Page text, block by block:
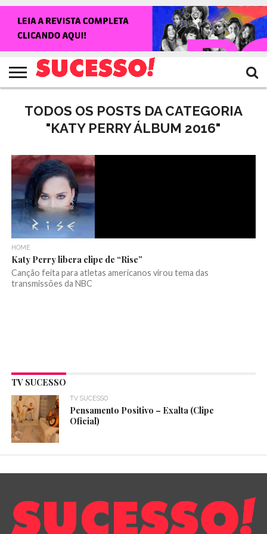
NOTÍCIAS
SHOWS
ENTREVISTAS
CLIQUES
RANKING
CROWLEY
TV
SUCESSO!
REVISTA
SUCESSO!
TODOS OS POSTS DA CATEGORIA
"KATY PERRY ÁLBUM 2016"
HOME
Katy Perry libera clipe de “Rise”
Canção feita para atletas americanos virou tema das
transmissões da NBC
TV SUCESSO
TV SUCESSO
Pensamento Positivo – Exalta (Clipe
Oficial)